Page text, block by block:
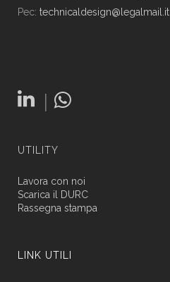
Pec: technicaldesign@legalmail.it
|
UTILITY
Lavora con noi
Scarica il DURC
Rassegna stampa
LINK UTILI